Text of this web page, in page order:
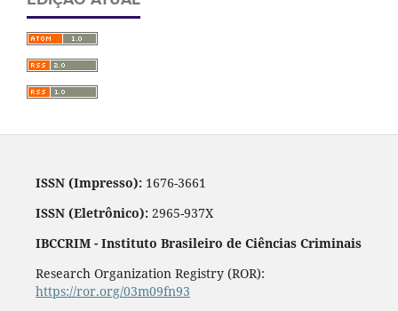
ISSN (Impresso):1676-3661
ISSN (Eletrônico):2965-937X
IBCCRIM - Instituto Brasileiro de Ciências Criminais
Research Organization Registry (ROR):
https://ror.org/03m09fn93